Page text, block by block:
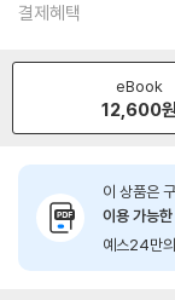
결제혜택
eBook
12,600원
이 상품은
이용 가능
예스24만